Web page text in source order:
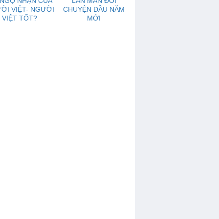
VIỆT- NGƯỜI
VIỆT TỐT?
CHUYỆN ĐẦU NĂM
MỚI